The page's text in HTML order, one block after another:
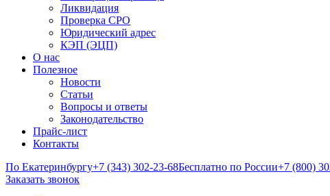
Ликвидация
Проверка СРО
Юридический адрес
КЭП (ЭЦП)
О нас
Полезное
Новости
Статьи
Вопросы и ответы
Законодательство
Прайс-лист
Контакты
По Екатеринбургу+7 (343) 302-23-68Бесплатно по России+7 (800)
Заказать звонок